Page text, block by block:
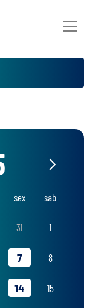
sex sab
31 1
7 8
14 15